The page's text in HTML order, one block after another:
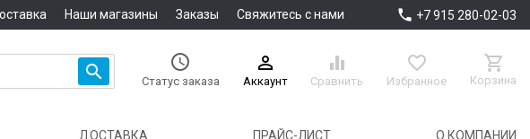
Наши магазины Заказы Свяжитесь с нами  +7 915 280-02-03
 
Статус заказа

Аккаунт

Сравнить

Избранное

Корзина
ДОСТАВКА ПРАЙС-ЛИСТ О КОМПАНИИ